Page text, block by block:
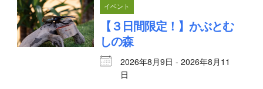
イベント
【３日間限定！】かぶとむ
しの森
2026年8月9日 - 2026年8月11
日